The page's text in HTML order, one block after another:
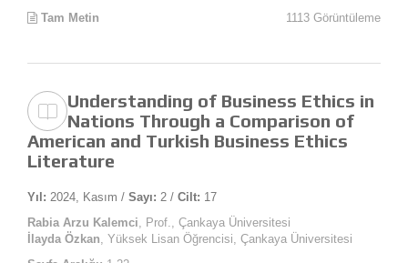
Tam Metin
1113 Görüntüleme
Understanding of Business Ethics in
Nations Through a Comparison of
American and Turkish Business Ethics
Literature
Yıl: 2024, Kasım / Sayı: 2 / Cilt: 17
Rabia Arzu Kalemci , Prof., Çankaya Üniversitesi
İlayda Özkan , Yüksek Lisan Öğrencisi, Çankaya Üniversitesi